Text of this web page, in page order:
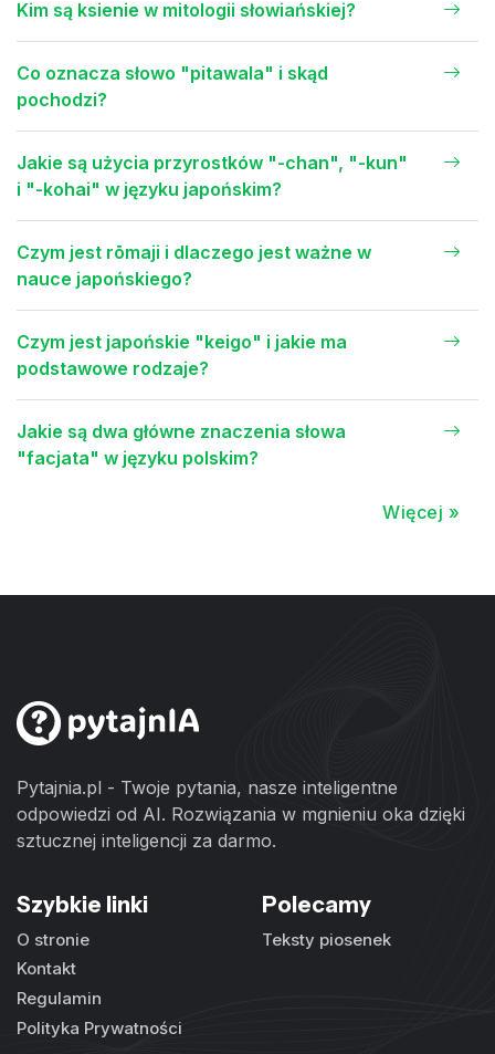
Kim są ksienie w mitologii słowiańskiej?
Co oznacza słowo "pitawala" i skąd
pochodzi?
Jakie są użycia przyrostków "-chan", "-kun"
i "-kohai" w języku japońskim?
Czym jest rōmaji i dlaczego jest ważne w
nauce japońskiego?
Czym jest japońskie "keigo" i jakie ma
podstawowe rodzaje?
Jakie są dwa główne znaczenia słowa
"facjata" w języku polskim?
Więcej »
Pytajnia.pl - Twoje pytania, nasze inteligentne
odpowiedzi od AI. Rozwiązania w mgnieniu oka dzięki
sztucznej inteligencji za darmo.
Szybkie linki
O stronie
Kontakt
Regulamin
Polityka Prywatności
Polecamy
Teksty piosenek